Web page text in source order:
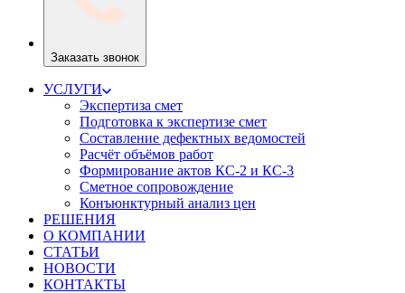
Заказать звонок
УСЛУГИ
Экспертиза смет
Подготовка к экспертизе смет
Составление дефектных ведомостей
Расчёт объёмов работ
Формирование актов КС-2 и КС-3
Сметное сопровождение
Конъюнктурный анализ цен
РЕШЕНИЯ
О КОМПАНИИ
СТАТЬИ
НОВОСТИ
КОНТАКТЫ